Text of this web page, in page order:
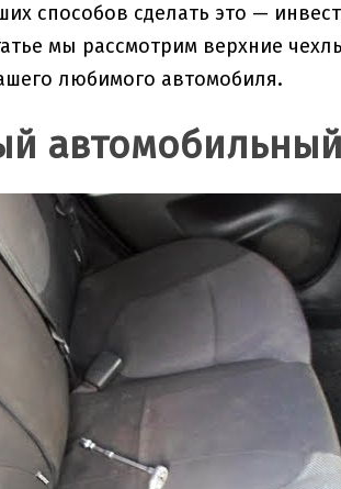
способов сделать это —
мы рассмотрим верхние
любимого автомобиля.